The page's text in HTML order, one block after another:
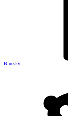
Bluesky